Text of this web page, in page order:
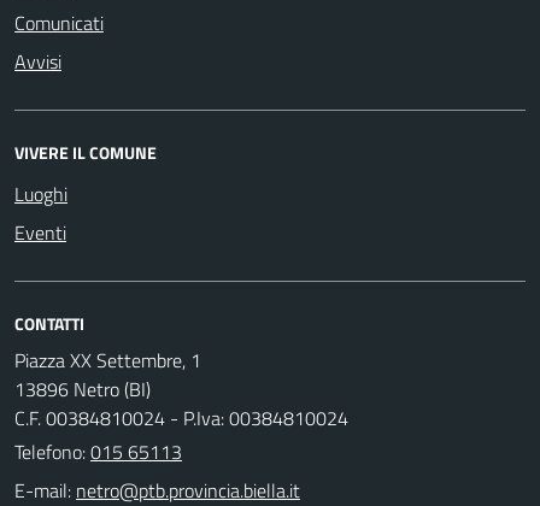
Comunicati
Avvisi
VIVERE IL COMUNE
Luoghi
Eventi
CONTATTI
Piazza XX Settembre, 1
13896 Netro (BI)
C.F. 00384810024 - P.Iva: 00384810024
Telefono:015 65113
E-mail: